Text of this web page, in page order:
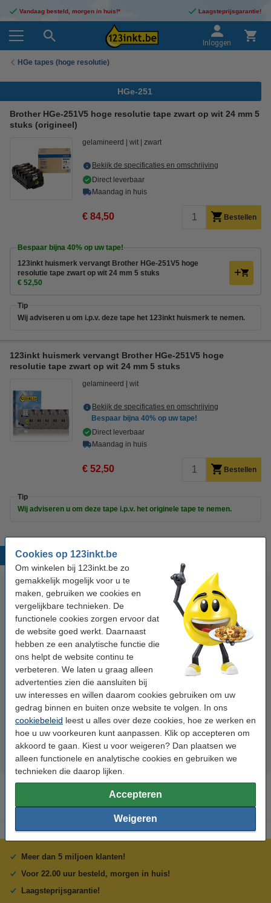
Cookies op 123inkt.be
Om winkelen bij 123inkt.be zo
gemakkelijk mogelijk voor u te
maken, gebruiken we cookies en
vergelijkbare technieken. De
functionele cookies zorgen ervoor dat
de website goed werkt. Daarnaast
hebben ze een analytische functie die
ons helpt de website continu te
verbeteren. We laten u graag alleen
advertenties zien die aansluiten bij
uw interesses en willen daarom cookies gebruiken om uw
gedrag binnen en buiten onze website te volgen. In ons
cookiebeleid leest u alles over deze cookies, hoe ze werken en
hoe u uw voorkeuren kunt aanpassen. Klik op accepteren om
akkoord te gaan. Kiest u voor weigeren? Dan plaatsen we
alleen functionele en analytische cookies en gebruiken we
technieken die daarop lijken.
Accepteren
Weigeren
Vandaag besteld, morgen in huis!* Laagsteprijsgarantie!
Inloggen
HGe tapes (hoge resolutie)
HGe-251
Brother HGe-251V5 hoge resolutie tape zwart op wit 24 mm 5
stuks (origineel)
gelamineerd wit zwart
Bekijk de specificaties en omschrijving
Direct leverbaar
Maandag in huis
€ 84,50 Bestellen
Bespaar bijna 40% op uw tape!
123inkt huismerk vervangt Brother HGe-251V5 hoge
resolutie tape zwart op wit 24 mm 5 stuks
€ 52,50
Tip
Wij adviseren u om i.p.v. deze tape het 123inkt huismerk te nemen.
123inkt huismerk vervangt Brother HGe-251V5 hoge
resolutie tape zwart op wit 24 mm 5 stuks
gelamineerd wit
Bekijk de specificaties en omschrijving
Bespaar bijna 40% op uw tape!
Direct leverbaar
Maandag in huis
€ 52,50 Bestellen
Tip
Wij adviseren u om deze tape i.p.v. het originele tape te nemen.
Populaire producten
123inkt kopieerpapier 1 doos
van 2500 vellen A4 - 80 g/m²
€ 33,50
Aanbieding: 10x 123inkt
100 vellen
€ 26,55
Meer dan 5 miljoen klanten!
Voor 22.00 uur besteld, morgen in huis!
Laagsteprijsgarantie!